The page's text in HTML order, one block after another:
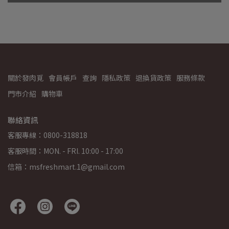
關於發肉覓 會員帳戶 查詢 隱私政策 退換貨政策 服務條款
門市介紹 購物車
聯絡資訊
客服專線：0800-318818
客服時間：MON. - FRI. 10:00 - 17:00
信箱：msfreshmart.1@gmail.com